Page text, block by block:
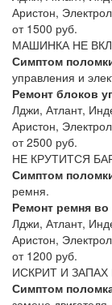
Аристон,
от 1500 руб.
МАШИНКА НЕ
Симптом
управления и
Ремонт блоков
Лджи, Атлант,
Аристон,
от 2500 руб.
НЕ КРУТИТСЯ
Симптом
ремня.
Ремонт ремня
Лджи, Атлант,
Аристон,
от 1200 руб.
ИСКРИТ И ЗАПАХ
Симптом